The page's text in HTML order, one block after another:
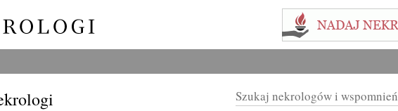
Szukaj nekrologów i wspomnień